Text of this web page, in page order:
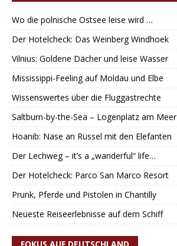
Wo die polnische Ostsee leise wird …
Der Hotelcheck: Das Weinberg Windhoek
Vilnius: Goldene Dächer und leise Wasser
Mississippi-Feeling auf Moldau und Elbe
Wissenswertes über die Fluggastrechte
Saltburn-by-the-Sea – Logenplatz am Meer
Hoanib: Nase an Rüssel mit den Elefanten
Der Lechweg – it’s a „wanderful“ life…
Der Hotelcheck: Parco San Marco Resort
Prunk, Pferde und Pistolen in Chantilly
Neueste Reiseerlebnisse auf dem Schiff